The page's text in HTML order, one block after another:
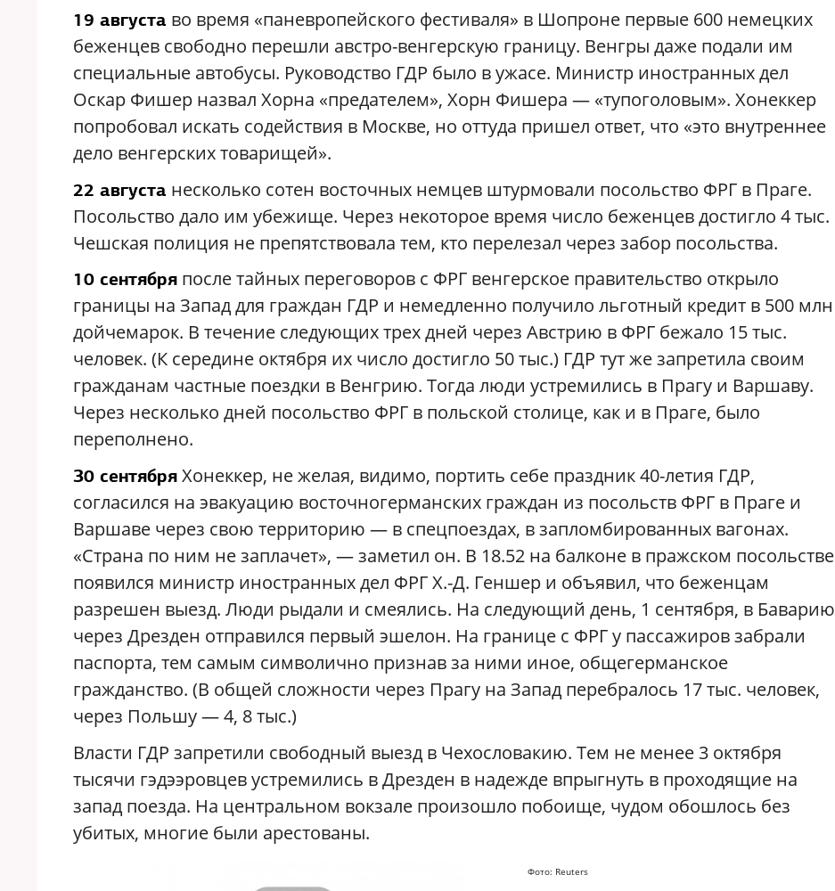
19 августа во время «паневропейского фестиваля» в Шопроне первые 600 немецких
беженцев свободно перешли австро-венгерскую границу. Венгры даже подали им
специальные автобусы. Руководство ГДР было в ужасе. Министр иностранных дел
Оскар Фишер назвал Хорна «предателем», Хорн Фишера — «тупоголовым». Хонеккер
попробовал искать содействия в Москве, но оттуда пришел ответ, что «это внутреннее
дело венгерских товарищей».
22 августа несколько сотен восточных немцев штурмовали посольство ФРГ в Праге.
Посольство дало им убежище. Через некоторое время число беженцев достигло 4 тыс.
Чешская полиция не препятствовала тем, кто перелезал через забор посольства.
10 сентября после тайных переговоров с ФРГ венгерское правительство открыло
границы на Запад для граждан ГДР и немедленно получило льготный кредит в 500 млн
дойчемарок. В течение следующих трех дней через Австрию в ФРГ бежало 15 тыс.
человек. (К середине октября их число достигло 50 тыс.) ГДР тут же запретила своим
гражданам частные поездки в Венгрию. Тогда люди устремились в Прагу и Варшаву.
Через несколько дней посольство ФРГ в польской столице, как и в Праге, было
переполнено.
З0 сентябряХонеккер, не желая, видимо, портить себе праздник 40-летия ГДР,
согласился на эвакуацию восточногерманских граждан из посольств ФРГ в Праге и
Варшаве через свою территорию — в спецпоездах, в запломбированных вагонах.
«Страна по ним не заплачет», — заметил он. В 18.52 на балконе в пражском посольстве
появился министр иностранных дел ФРГ Х.-Д. Геншер и объявил, что беженцам
разрешен выезд. Люди рыдали и смеялись. На следующий день, 1 сентября, в Баварию
через Дрезден отправился первый эшелон. На границе с ФРГ у пассажиров забрали
паспорта, тем самым символично признав за ними иное, общегерманское
гражданство. (В общей сложности через Прагу на Запад перебралось 17 тыс. человек,
через Польшу — 4, 8 тыс.)
Власти ГДР запретили свободный выезд в Чехословакию. Тем не менее 3 октября
тысячи гэдээровцев устремились в Дрезден в надежде впрыгнуть в проходящие на
запад поезда. На центральном вокзале произошло побоище, чудом обошлось без
убитых, многие были арестованы.
Фото: Reuters